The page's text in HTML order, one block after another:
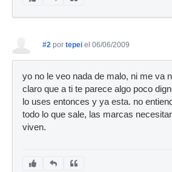
#2 por tepei el 06/06/2009
yo no le veo nada de malo, ni me va
claro que a ti te parece algo poco
lo uses entonces y ya esta. no
todo lo que sale, las marcas
viven.